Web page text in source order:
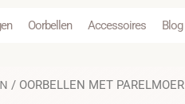
Oorbellen Accessoires Blog
/ OORBELLEN MET PARELMOER